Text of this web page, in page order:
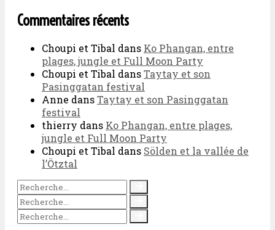
Commentaires récents
Choupi et Tibal dans Ko Phangan, entre
plages, jungle et Full Moon Party
Choupi et Tibal dansTaytay et son
Pasinggatan festival
Anne dansTaytay et son Pasinggatan
festival
thierry dans Ko Phangan, entre plages,
jungle et Full Moon Party
Choupi et Tibal dans Sölden et la vallée de
l’Ötztal